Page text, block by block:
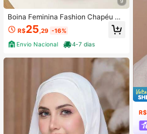
Boina Feminina Fashion Chapéu Ca
sual Para Uso Diário
R$25 ,29 -16%
Envio Nacional
4-7 dias
R$